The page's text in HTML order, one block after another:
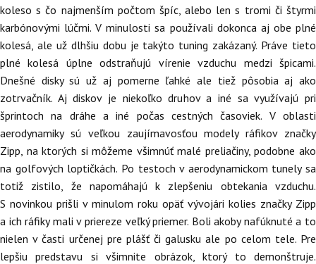
koleso s čo najmenším počtom špíc, alebo len s tromi či štyrmi
karbónovými lúčmi. V minulosti sa používali dokonca aj obe plné
kolesá, ale už dlhšiu dobu je takýto tuning zakázaný. Práve tieto
plné kolesá úplne odstraňujú vírenie vzduchu medzi špicami.
Dnešné disky sú už aj pomerne ľahké ale tiež pôsobia aj ako
zotrvačník. Aj diskov je niekoľko druhov a iné sa využívajú pri
šprintoch na dráhe a iné počas cestných časoviek. V oblasti
aerodynamiky sú veľkou zaujímavosťou modely ráfikov značky
Zipp, na ktorých si môžeme všimnúť malé preliačiny, podobne ako
na golfových loptičkách. Po testoch v aerodynamickom tunely sa
totiž zistilo, že napomáhajú k zlepšeniu obtekania vzduchu.
S novinkou prišli v minulom roku opäť vývojári kolies značky Zipp
a ich ráfiky mali v priereze veľký priemer. Boli akoby nafúknuté a to
nielen v časti určenej pre plášť či galusku ale po celom tele. Pre
lepšiu predstavu si všimnite obrázok, ktorý to demonštruje.